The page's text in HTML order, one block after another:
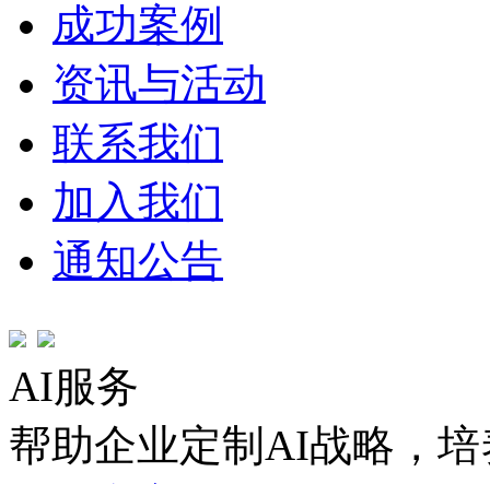
成功案例
资讯与活动
联系我们
加入我们
通知公告
AI服务
帮助企业定制AI战略，